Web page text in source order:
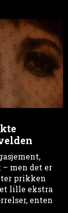
men det er
prikken
lille ekstra
enten